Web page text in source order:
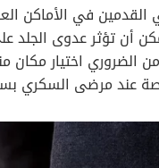
في الأماكن
أن تؤثر عدوى الجلد
الضروري اختيار
عند مرضى السكري